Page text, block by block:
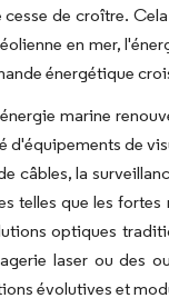
de croître.
en mer,
énergétique
marine
d'équipements de
câbles, la
telles que les
optiques
laser ou des
évolutives et